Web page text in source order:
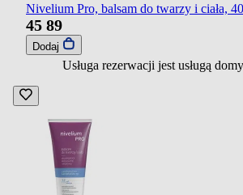
Nivelium Pro, balsam do twarzy i ciała,
45 89
Dodaj
Usługa rezerwacji jest usługą